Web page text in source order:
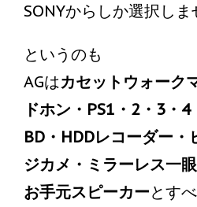
SONYからしか選択しま
というのも
AGはカセットウォーク
ドホン・PS1・2・3・4
BD・HDDレコーダー・
ジカメ・ミラーレス一
お手元スピーカーとす